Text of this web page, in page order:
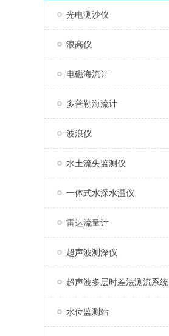
光电测沙仪
浪高仪
电磁海流计
多普勒海流计
波浪仪
水土流失监测仪
一体式水深水温仪
雷达流量计
超声波测深仪
超声波多层时差法测流系统
水位监测站